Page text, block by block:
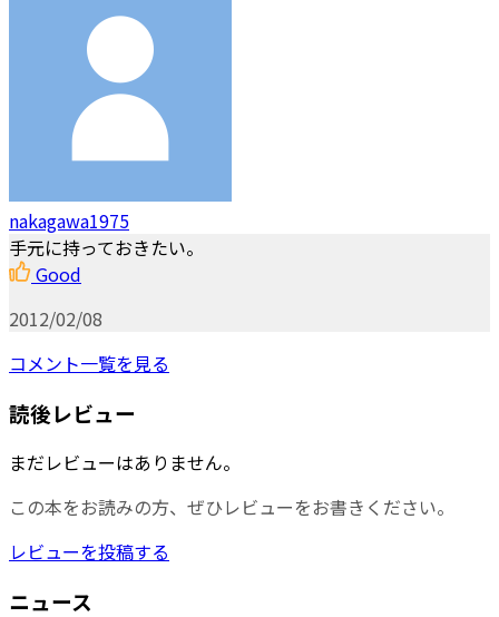
nakagawa1975
手元に持っておきたい。
Good
2012/02/08
コメント一覧を見る
読後レビュー
まだレビューはありません。
この本をお読みの方、ぜひレビューをお書きください。
レビューを投稿する
ニュース